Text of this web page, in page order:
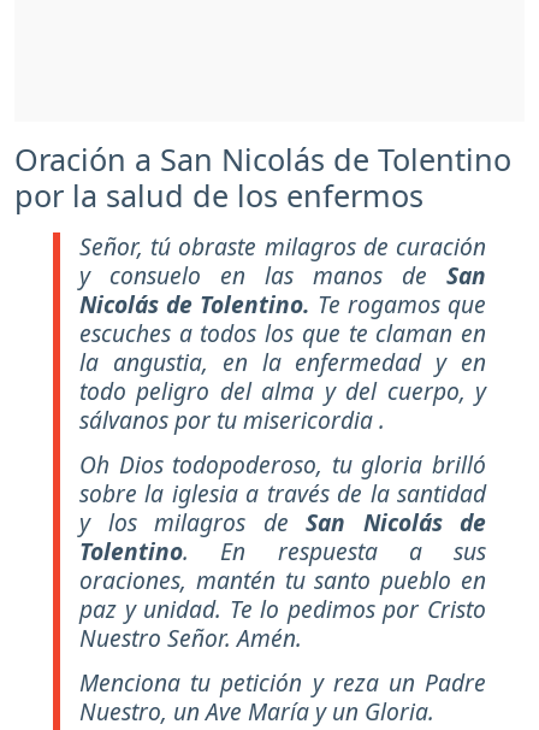
Oración a San Nicolás de Tolentino
por la salud de los enfermos
Señor, tú obraste milagros de curación
y consuelo en las manos de San
Nicolás de Tolentino. Te rogamos que
escuches a todos los que te claman en
la angustia, en la enfermedad y en
todo peligro del alma y del cuerpo, y
sálvanos por tu misericordia .
Oh Dios todopoderoso, tu gloria brilló
sobre la iglesia a través de la santidad
y los milagros de San Nicolás de
Tolentino. En respuesta a sus
oraciones, mantén tu santo pueblo en
paz y unidad. Te lo pedimos por Cristo
Nuestro Señor. Amén.
Menciona tu petición y reza un Padre
Nuestro, un Ave María y un Gloria.